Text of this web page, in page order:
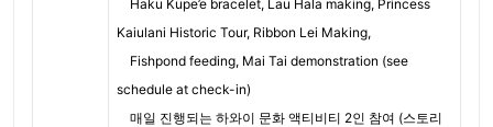
Haku Kupe’e bracelet, Lau Hala making, Princess
Kaiulani Historic Tour, Ribbon Lei Making,
Fishpond feeding, Mai Tai demonstration (see
schedule at check-in)
매일 진행되는 하와이 문화 액티비티 2인 참여 (스토리